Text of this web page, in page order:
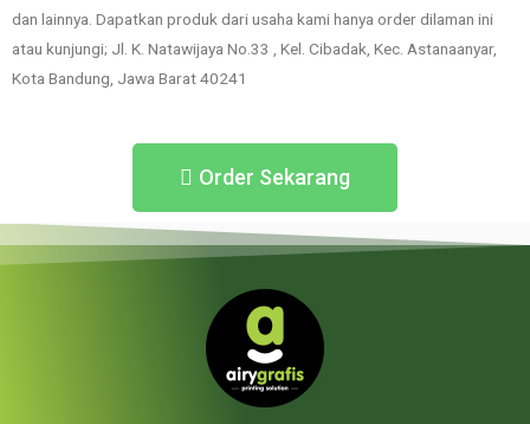
dan lainnya. Dapatkan produk dari usaha kami hanya order dilaman ini
atau kunjungi; Jl. K. Natawijaya No.33 , Kel. Cibadak, Kec. Astanaanyar,
Kota Bandung, Jawa Barat 40241
Order Sekarang